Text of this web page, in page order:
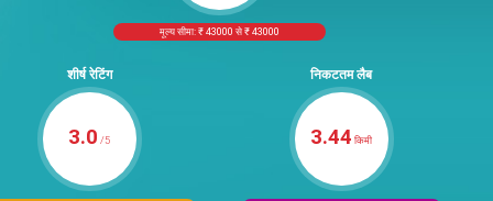
मूल्य सीमा: ₹ 43000 से ₹ 43000
शीर्ष रेटिंग
3.0 /5
निकटतम लैब
3.44 किमी